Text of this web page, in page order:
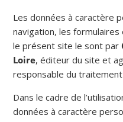
Les données à caractère
navigation, les
le présent site le sont par
Loire, éditeur du site et
responsable du traitement
Dans le cadre de
données à caractère